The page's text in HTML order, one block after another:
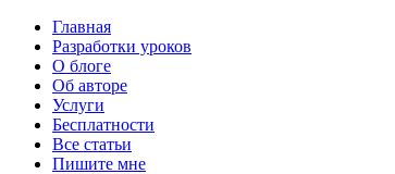
Главная
Разработки уроков
О блоге
Об авторе
Услуги
Бесплатности
Все статьи
Пишите мне